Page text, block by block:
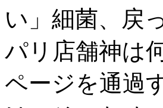
い」細菌、戻
パリ店舗神は
ページを通過